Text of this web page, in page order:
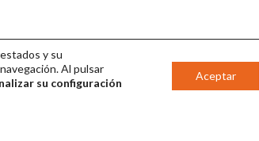
y su
Al pulsar
su configuración
Aceptar